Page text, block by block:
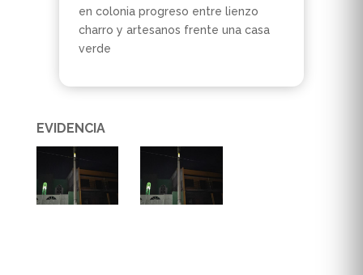
en colonia progreso entre lienzo
charro y artesanos frente una casa
verde
EVIDENCIA